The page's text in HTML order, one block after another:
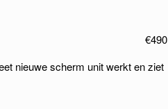
€490
nieuwe scherm unit werkt en ziet